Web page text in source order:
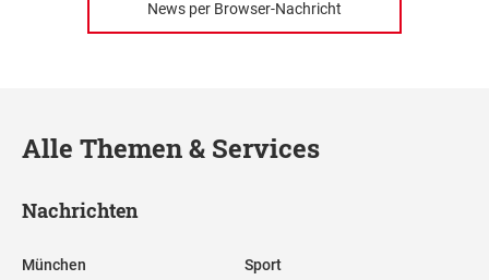
News per Browser-Nachricht
Alle Themen & Services
Nachrichten
München Sport